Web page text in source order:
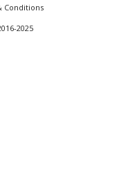
Conditions
2025